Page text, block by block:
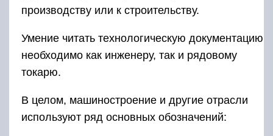
производству или к строительству.
Умение читать технологическую документацию
необходимо как инженеру, так и рядовому
токарю.
В целом, машиностроение и другие отрасли
используют ряд основных обозначений: